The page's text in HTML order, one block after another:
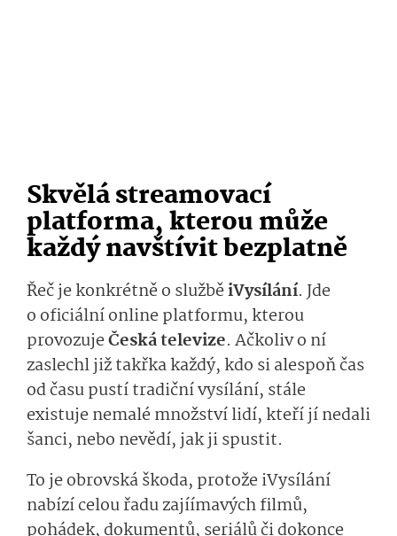
Skvělá streamovací
platforma, kterou může
každý navštívit bezplatně
Řeč je konkrétně o služběiVysí­lání. Jde
o oficiální online platformu, kterou
provozujeČeská televize. Ačkoliv o ní
zaslechl již takřka každý, kdo si alespoň čas
od času pustí tradiční vysílání, stále
existuje nemalé množství lidí, kteří jí nedali
šanci, nebo nevědí, jak ji spustit.
To je obrovská škoda, protože iVysílání
nabízí celou řadu zajíímavých filmů,